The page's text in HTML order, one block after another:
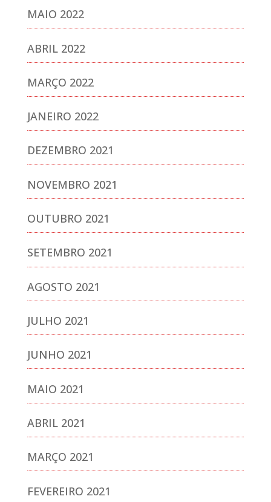
MAIO 2022
ABRIL 2022
MARÇO 2022
JANEIRO 2022
DEZEMBRO 2021
NOVEMBRO 2021
OUTUBRO 2021
SETEMBRO 2021
AGOSTO 2021
JULHO 2021
JUNHO 2021
MAIO 2021
ABRIL 2021
MARÇO 2021
FEVEREIRO 2021